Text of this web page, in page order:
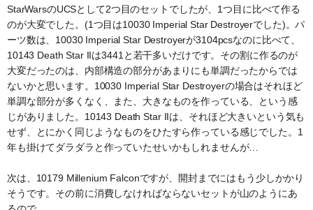
StarWarsのUCSとして2つ目のセットでしたが、1つ目に比べて作る
のが大変でした。(1つ目は10030 Imperial Star Destroyerでした)。パ
ーツ数は、10030 Imperial Star Destroyerが3104pcsなのに比べて、
10143 Death Star IIは3441と若干多いだけです。その割に作るのが
大変だったのは、内部構造の部分があまりにも単調だったからでは
ないかと思います。10030 Imperial Star Destroyerの場合はそれほど
単調な部分が多くなく、また、大きなものを作っている、という感
じがありました。10143 Death Star IIは、それほど大きいという気も
せず、とにかく同じようなものをひたすら作っている感じでした。1
年も掛けてダラダラと作っていたせいかもしれませんが…
次は、10179 Millenium Falconですが、開封までにはもう少しかかり
そうです。その前に消費しなければならないセットが山のようにあ